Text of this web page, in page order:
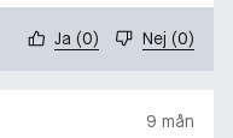
Ja (0) Nej (0)
9 mån